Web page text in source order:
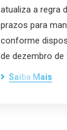
atualiza a regra
prazos para
conforme
de dezembro de
Saiba Mais